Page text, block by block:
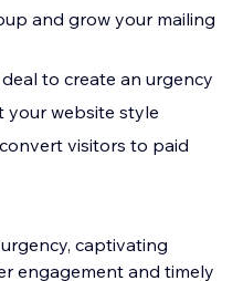
and grow your mailing
to create an urgency
your website style
visitors to paid
captivating
engagement and timely